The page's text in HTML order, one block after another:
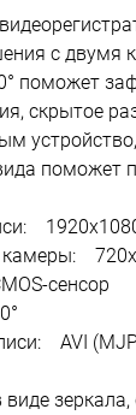
с двумя
поможет
скрытое
поможет
камеры:
сенсор
AVI
зеркала,